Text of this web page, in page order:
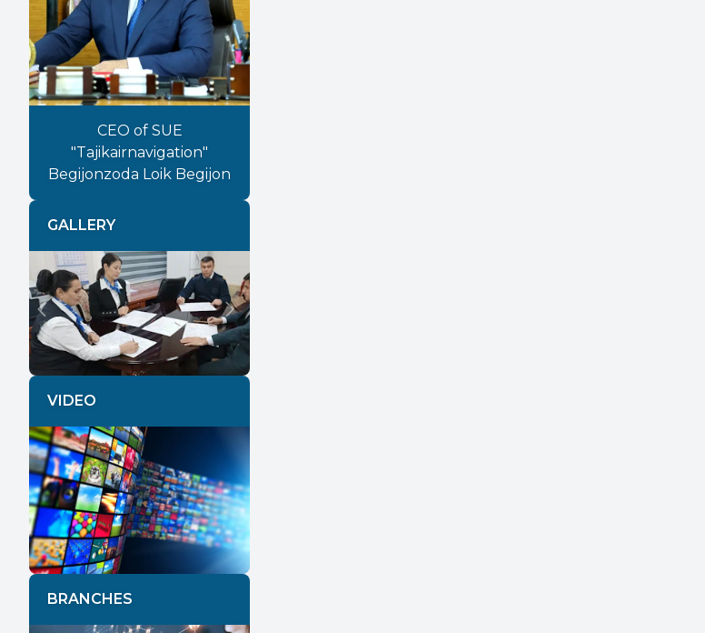
CEO of SUE
"Tajikairnavigation"
Begijonzoda Loik Begijon
GALLERY
Previous Next
VIDEO
BRANCHES